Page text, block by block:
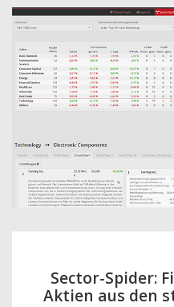
Sector-Spider:
Aktien aus den